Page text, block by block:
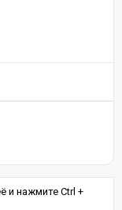
и нажмите Ctrl +